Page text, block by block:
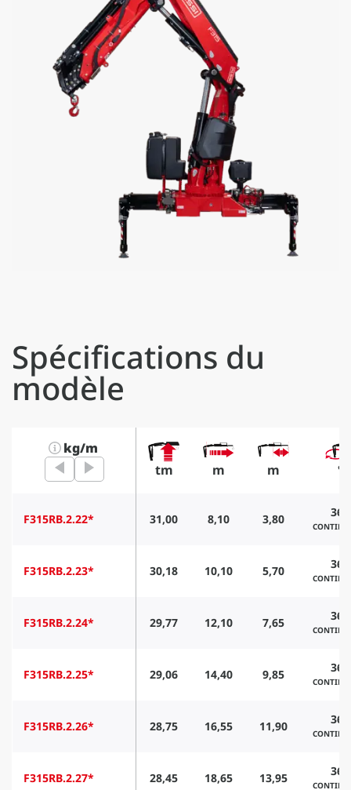
Spécifications du
modèle
kg/m
tm
m m °
F315RB.2.22* 31,00 8,10 3,80 360
F315RB.2.23* 30,18 10,10 5,70 360
F315RB.2.24* 29,77 12,10 7,65 360
F315RB.2.25* 29,06 14,40 9,85 360
F315RB.2.26* 28,75 16,55 11,90 360
F315RB.2.27* 28,45 18,65 13,95 360